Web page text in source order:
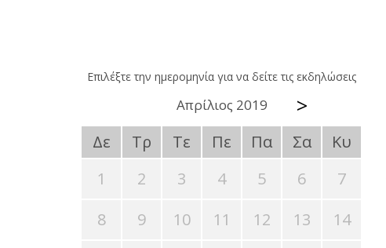
Επιλέξτε την ημερομηνία για να δείτε τις εκδηλώσεις
Απρίλιος 2019 >
Δε Τρ Τε Πε Πα Σα
Κυ
1
2 3 4 5 6
7
8
9 10 11 12 13
14